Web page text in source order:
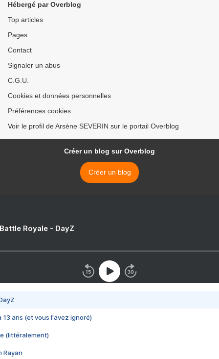
Hébergé par Overblog
Top articles
Pages
Contact
Signaler un abus
C.G.U.
Cookies et données personnelles
Préférences cookies
Voir le profil de Arsène SEVERIN sur le portail Overblog
Créer un blog sur Overblog
Créer un blog
Royale - DayZ
13 ans (et vous l'avez ignoré)
(littéralement)
Rayan